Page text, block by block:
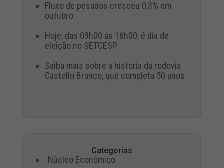
Fluxo de pesados cresceu 0,3% em
outubro
Hoje, das 09h00 às 16h00, é dia de
eleição no SETCESP
Saiba mais sobre a história da rodovia
Castello Branco, que completa 50 anos
Categorias
-Núcleo Econômico